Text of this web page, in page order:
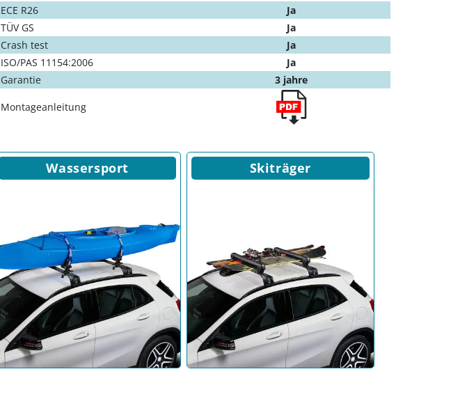
ECE R26
Ja
TÜV GS
Ja
Crash test
Ja
ISO/PAS 11154:2006
Ja
Garantie
3 jahre
Montageanleitung
Wassersport Skiträger